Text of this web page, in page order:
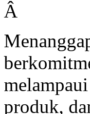
Â
produk,